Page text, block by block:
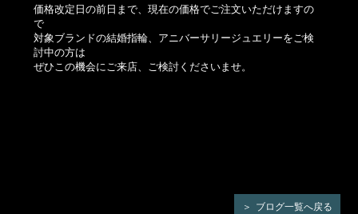
価格改定日の前日まで、現在の価格でご注文いただけますの
で
対象ブランドの結婚指輪、アニバーサリージュエリーをご検
討中の方は
ぜひこの機会にご来店、ご検討くださいませ。
ブログ一覧へ戻る